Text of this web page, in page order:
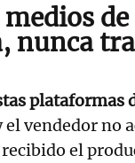
de
nunca
plataformas
el vendedor no
el